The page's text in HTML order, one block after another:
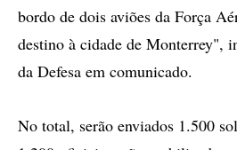
bordo de dois aviões da Força
destino à cidade de Monterrey",
da Defesa em comunicado.
No total, serão enviados 1.500